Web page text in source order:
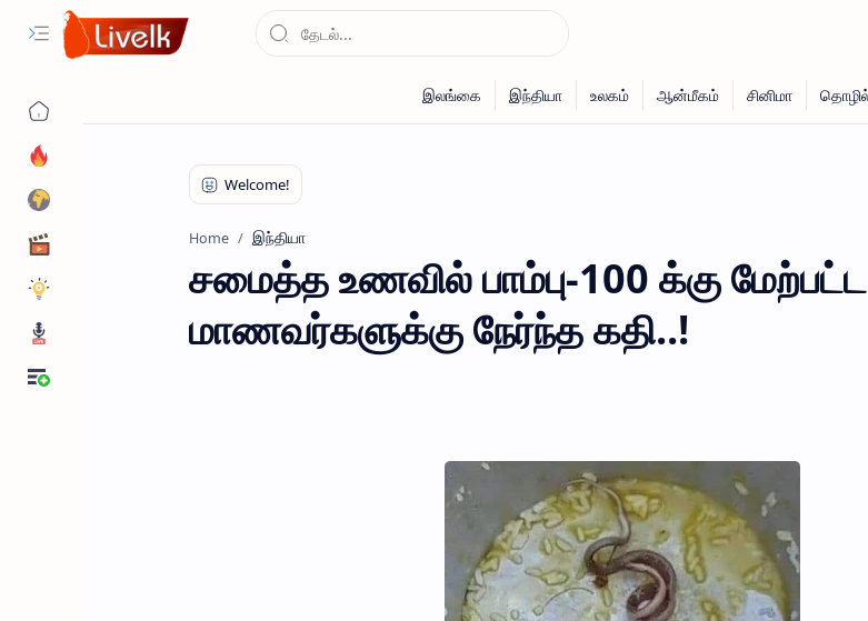
Home இந்தியா
சமைத்த உணவில் பாம்பு-100 க்கு மேற்பட்ட
மாணவர்களுக்கு நேர்ந்த கதி..!